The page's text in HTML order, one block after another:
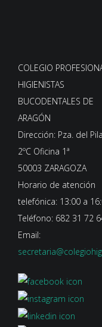
COLEGIO
HIGIENISTAS
BUCODENTALES DE
ARAGÓN
Dirección: Pza. del
2ºC Oficina 1ª
50003 ZARAGOZA
Horario de atención
telefónica: 13:00 a
Teléfono: 682 31 72
Email: